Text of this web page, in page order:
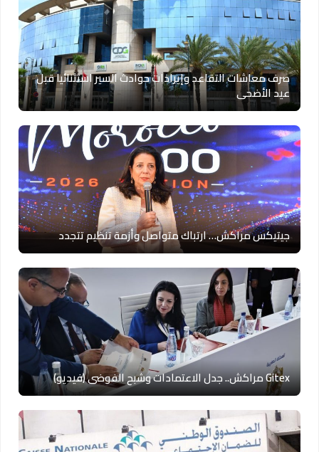
صرف معاشات التقاعد وإيرادات حوادث السير استثنائيا قبل
عيد الأضحى
جيتيكس مراكش… ارتباك متواصل وأزمة تنظيم تتجدد
Gitex مراكش.. جدل الاعتمادات وشبح الفوضى (فيديو)